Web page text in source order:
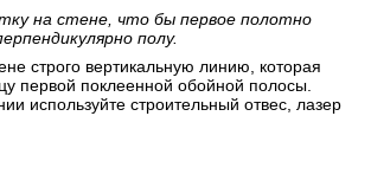
на стене, что бы первое полотно
полу.
строго вертикальную линию, которая
первой поклеенной обойной полосы.
используйте строительный отвес, лазер